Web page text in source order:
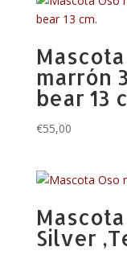
marrón
bear 13
€55,00
Silver